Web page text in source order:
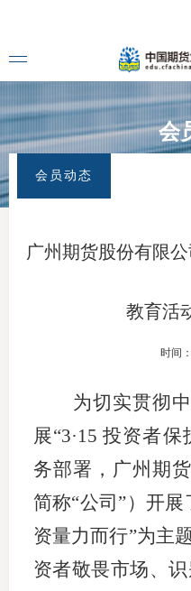
会
会员动态
广州期货股份有限
教育活
时间
为切实贯彻中
展“3·15 投资者
务部署，广州期
简称“公司”）开
资量力而行”为主
资者敬畏市场、